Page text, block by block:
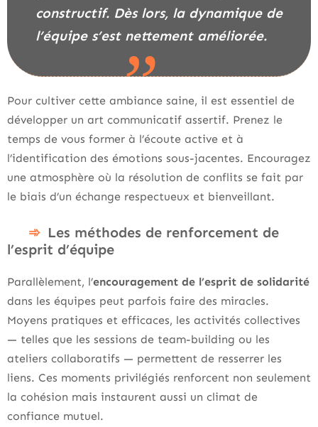
constructif. Dès lors, la dynamique de
l’équipe s’est nettement améliorée.
Pour cultiver cette ambiance saine, il est essentiel de
développer un art communicatif assertif. Prenez le
temps de vous former à l’écoute active et à
l’identification des émotions sous-jacentes. Encouragez
une atmosphère où la résolution de conflits se fait par
le biais d’un échange respectueux et bienveillant.
Les méthodes de renforcement de
l’esprit d’équipe
Parallèlement, l’encouragement de l’esprit de solidarité
dans les équipes peut parfois faire des miracles.
Moyens pratiques et efficaces, les activités collectives
— telles que les sessions de team-building ou les
ateliers collaboratifs — permettent de resserrer les
liens. Ces moments privilégiés renforcent non seulement
la cohésion mais instaurent aussi un climat de
confiance mutuel.